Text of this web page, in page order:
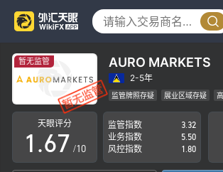
暂无监管 AURO MARKETS
2-5年
监管牌照存疑 展业区域存疑
天眼评分
0
1.
2
3
4
5
6
3
4
5
6
7 /10
监管指数
3.32
业务指数
5.50
风控指数
1.80